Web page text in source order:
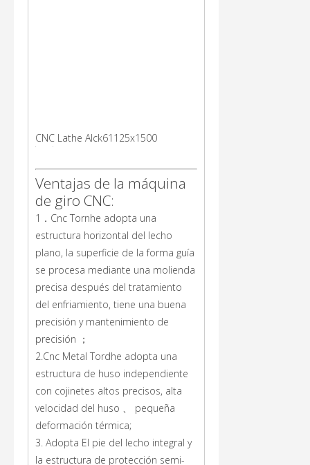
CNC Lathe Alck61125x1500
Ventajas de la máquina
de giro CNC:
1．Cnc Tornhe adopta una
estructura horizontal del lecho
plano, la superficie de la forma guía
se procesa mediante una molienda
precisa después del tratamiento
del enfriamiento, tiene una buena
precisión y mantenimiento de
precisión ；
2.Cnc Metal Tordhe adopta una
estructura de huso independiente
con cojinetes altos precisos, alta
velocidad del huso 、 pequeña
deformación térmica;
3. Adopta El pie del lecho integral y
la estructura de protección semi-